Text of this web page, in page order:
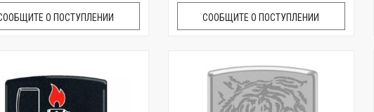
О ПОСТУПЛЕНИИ СООБЩИТЕ О ПОСТУПЛЕНИИ